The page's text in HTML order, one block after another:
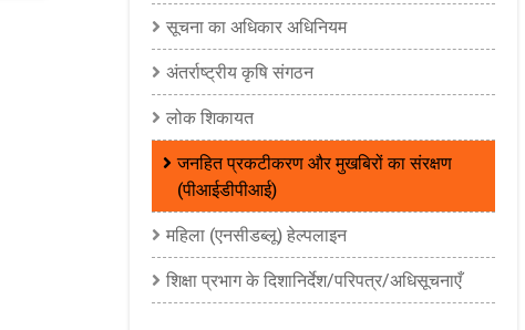
सूचना का अधिकार अधिनियम
अंतर्राष्ट्रीय कृषि संगठन
लोक शिकायत
जनहित प्रकटीकरण और मुखबिरों का संरक्षण
(पीआईडीपीआई)
महिला (एनसीडब्लू) हेल्पलाइन
शिक्षा प्रभाग के दिशानिर्देश/परिपत्र/अधिसूचनाएँ